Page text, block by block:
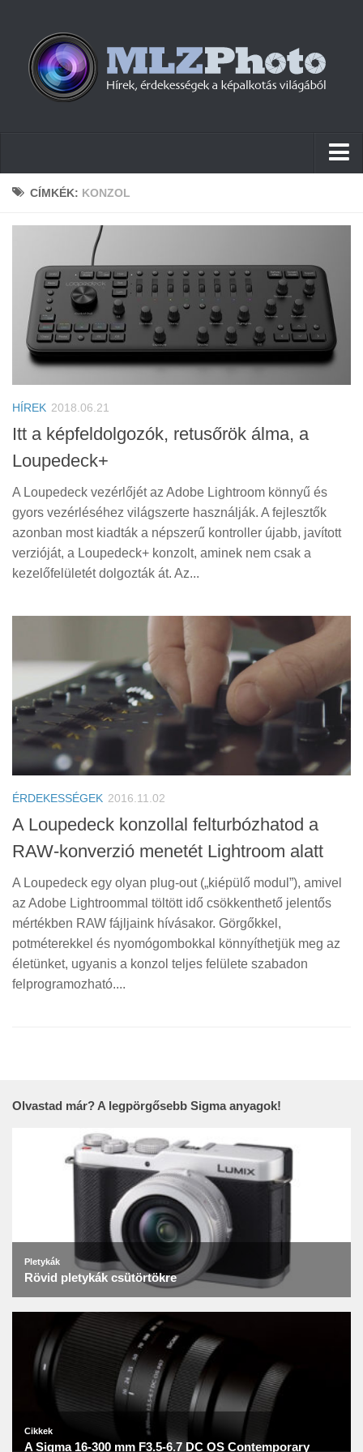
Hírek
Szoftver
Firmware
Tudástár
Tanácsok
Érdekességek
Helyszíni Riport
E-BB
CÍMKÉK: KONZOL
HÍREK 2018.06.21
Itt a képfeldolgozók, retusőrök álma, a
Loupedeck+
A Loupedeck vezérlőjét az Adobe Lightroom könnyű és
gyors vezérléséhez világszerte használják. A fejlesztők
azonban most kiadták a népszerű kontroller újabb, javított
verzióját, a Loupedeck+ konzolt, aminek nem csak a
kezelőfelületét dolgozták át. Az...
ÉRDEKESSÉGEK 2016.11.02
A Loupedeck konzollal felturbózhatod a
RAW-konverzió menetét Lightroom alatt
A Loupedeck egy olyan plug-out („kiépülő modul”), amivel
az Adobe Lightroommal töltött idő csökkenthető jelentős
mértékben RAW fájljaink hívásakor. Görgőkkel,
potméterekkel és nyomógombokkal könnyíthetjük meg az
életünket, ugyanis a konzol teljes felülete szabadon
felprogramozható....
Olvastad már? A legpörgősebb Sigma anyagok!